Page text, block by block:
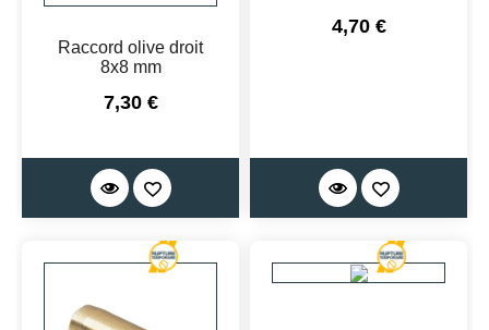
Raccord olive droit
8x8 mm
Prix
7,30 €
Prix
4,70 €